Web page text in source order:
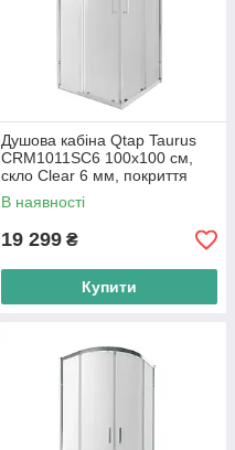
Душова кабіна Qtap Taurus
CRM1011SC6 100x100 см,
скло Clear 6 мм, покриття
CalcLess без піддона
В наявності
19 299 ₴
Купити